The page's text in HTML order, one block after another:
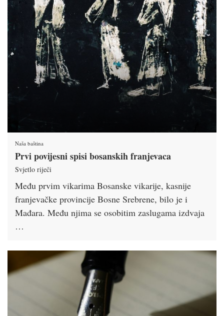
Naša baština
Prvi povijesni spisi bosanskih franjevaca
Svjetlo riječi
Među prvim vikarima Bosanske vikarije, kasnije
franjevačke provincije Bosne Srebrene, bilo je i
Mađara. Među njima se osobitim zaslugama izdvaja
…